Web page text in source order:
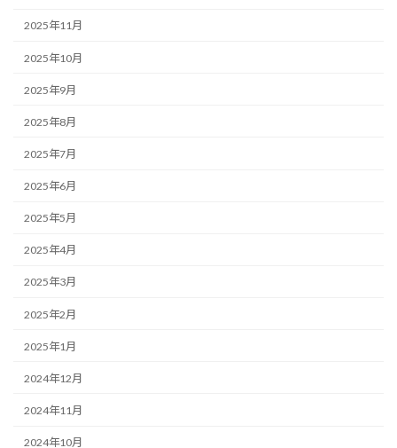
2025年11月
2025年10月
2025年9月
2025年8月
2025年7月
2025年6月
2025年5月
2025年4月
2025年3月
2025年2月
2025年1月
2024年12月
2024年11月
2024年10月